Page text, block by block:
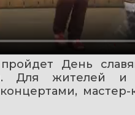
День
Для жителей и